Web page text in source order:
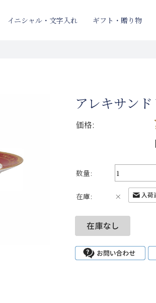
イニシャル・文字入れ ギフト・贈り物
アレキサン
価格:
数量:
在庫: ×